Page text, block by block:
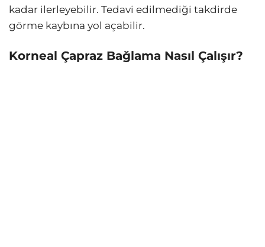
kadar ilerleyebilir. Tedavi edilmediği takdirde
görme kaybına yol açabilir.
Korneal Çapraz Bağlama Nasıl Çalışır?